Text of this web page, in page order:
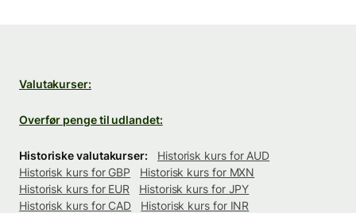
Valutakurser:
Overfør penge til udlandet:
Historiske valutakurser:
Historisk kurs for AUD
Historisk kurs for GBP
Historisk kurs for MXN
Historisk kurs for EUR
Historisk kurs for JPY
Historisk kurs for CAD
Historisk kurs for INR